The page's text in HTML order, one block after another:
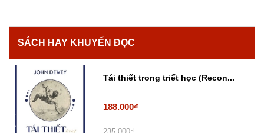
SÁCH HAY KHUYẾN ĐỌC
Tái thiết trong triết học (Recon...
188.000₫